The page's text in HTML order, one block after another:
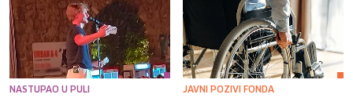
NASTUPAO U PULI JAVNI POZIVI FONDA